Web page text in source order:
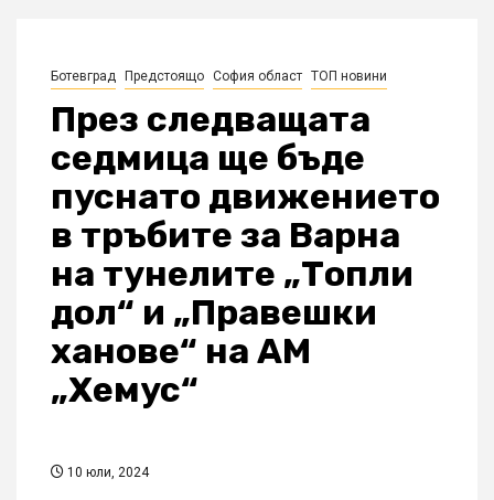
Ботевград Предстоящо София област ТОП новини
През следващата
седмица ще бъде
пуснато движението
в тръбите за Варна
на тунелите „Топли
дол“ и „Правешки
ханове“ на АМ
„Хемус“
10 юли, 2024